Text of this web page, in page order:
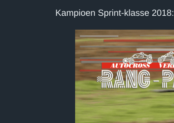
Kampioen Sprint-klasse 2018: